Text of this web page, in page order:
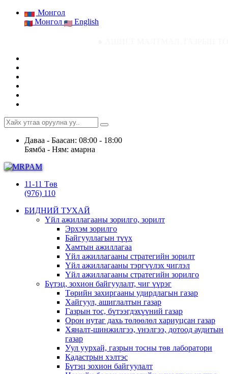
Монгол
Монгол
English
Даваа - Баасан: 08:00 - 18:00
Бямба - Ням: амарна
11-11 Төв
(976) 110
БИДНИЙ ТУХАЙ
Үйл ажиллагааны зорилго, зорилт
Эрхэм зорилго
Байгууллагын түүх
Хамтын ажиллагаа
Үйл ажиллагааны стратегийн зорилт
Үйл ажиллагааны тэргүүлэх чиглэл
Үйл ажиллагааны стратегийн зорилго
Бүтэц, зохион байгуулалт, чиг үүрэг
Төрийн захиргааны удирдлагын газар
Хайгуул, ашиглалтын газар
Газрын тос, бүтээгдэхүүний газар
Орон нутаг дахь төлөөлөл хариуцсан газар
Хяналт-шинжилгээ, үнэлгээ, дотоод аудитын
газар
Уул уурхай, газрын тосны төв лаборатори
Кадастрын хэлтэс
Бүтэц зохион байгуулалт